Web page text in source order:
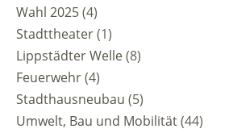
Wahl 2025(4)
Stadttheater(1)
Lippstädter Welle(8)
Feuerwehr(4)
Stadthausneubau (5)
Umwelt, Bau und Mobilität(44)